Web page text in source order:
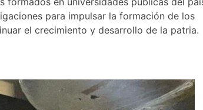
para impulsar la formación de los
el crecimiento y desarrollo de la patria.